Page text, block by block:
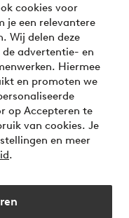
cookies voor
je een relevantere
Wij delen deze
de advertentie- en
Hiermee
en promoten we
op Accepteren te
van cookies. Je
en meer
.
of opsplitsen
betaalopties?